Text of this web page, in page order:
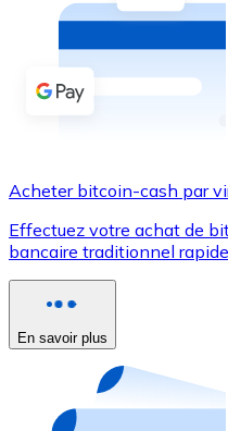
Achetez des
Acheter avec espèces
Virement SEPA
Utilisez les cartes
Acheter avec carte
Nouveau
Achetez des cartes-
Acheter bitcoin-cash par
Effectuez votre achat de
bancaire traditionnel
En savoir plus